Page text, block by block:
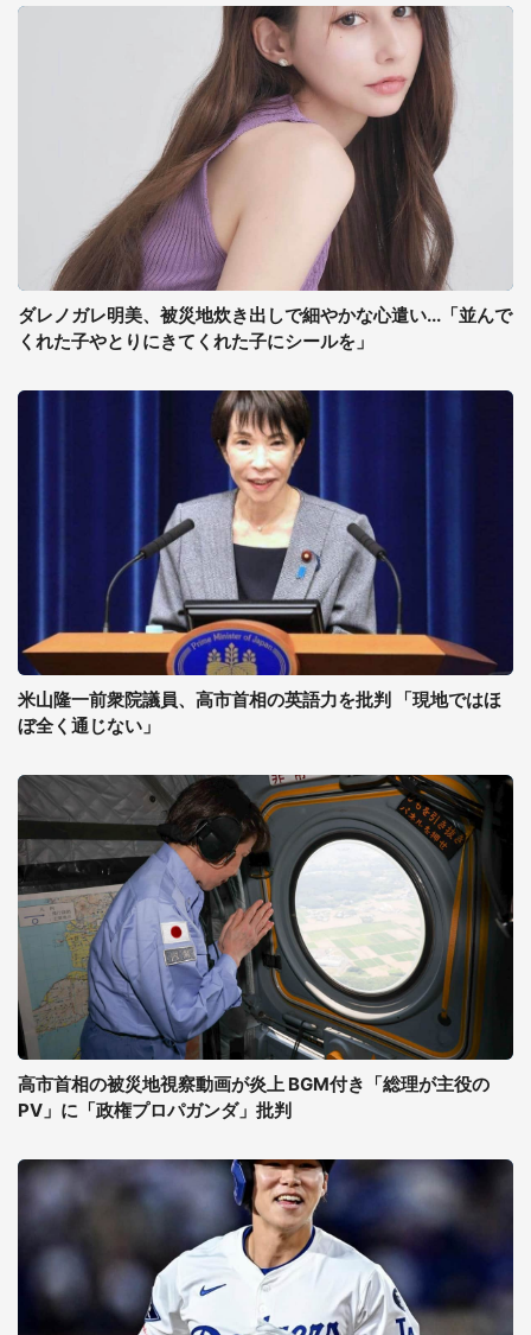
ダレノガレ明美、被災地炊き出しで細やかな心遣い...「並んで
くれた子やとりにきてくれた子にシールを」
米山隆一前衆院議員、高市首相の英語力を批判 「現地ではほ
ぼ全く通じない」
高市首相の被災地視察動画が炎上 BGM付き「総理が主役の
PV」に「政権プロパガンダ」批判